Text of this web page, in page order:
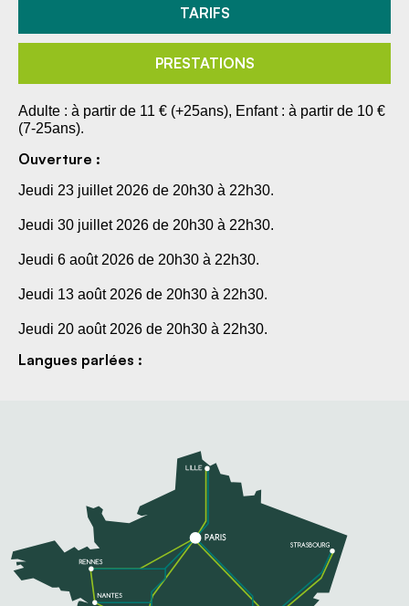
TARIFS
PRESTATIONS
Adulte : à partir de 11 € (+25ans), Enfant : à partir de 10 €
(7-25ans).
Ouverture :
Jeudi 23 juillet 2026 de 20h30 à 22h30.
Jeudi 30 juillet 2026 de 20h30 à 22h30.
Jeudi 6 août 2026 de 20h30 à 22h30.
Jeudi 13 août 2026 de 20h30 à 22h30.
Jeudi 20 août 2026 de 20h30 à 22h30.
Langues parlées :